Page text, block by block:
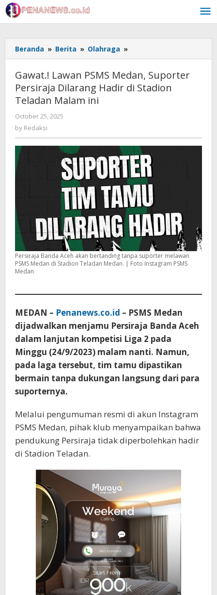
Skip
to
content
Beranda » Berita » Olahraga »
Lawan
Medan,
Suporter
Stadion
Teladan
Malam
ini
Gawat.! Lawan PSMS Medan, Suporter
Persiraja Dilarang Hadir di Stadion
Teladan Malam ini
October 25, 2025
by Redaksi
Persiraja Banda Aceh akan bertanding tanpa suporter melawan
PSMS Medan di Stadion Teladan Medan. | Foto Instagram PSMS
Medan
MEDAN – Penanews.co.id – PSMS Medan
dijadwalkan menjamu Persiraja Banda Aceh
dalam lanjutan kompetisi Liga 2 pada
Minggu (24/9/2023) malam nanti. Namun,
pada laga tersebut, tim tamu dipastikan
bermain tanpa dukungan langsung dari para
suporternya.
Melalui pengumuman resmi di akun Instagram
PSMS Medan, pihak klub menyampaikan bahwa
pendukung Persiraja tidak diperbolehkan hadir
di Stadion Teladan.